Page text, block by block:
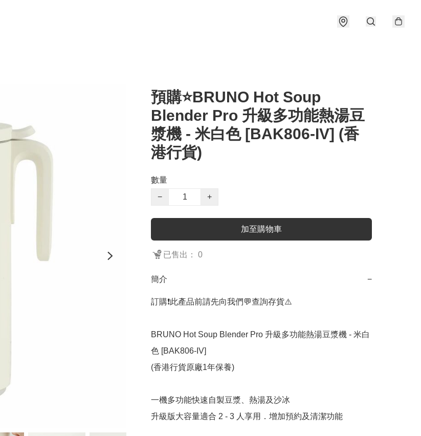
預購⭐️BRUNO Hot Soup
Blender Pro 升級多功能熱湯豆
漿機 - 米白色 [BAK806-IV] (香
港行貨)
數量
−
+
加至購物車
已售出： 0
簡介 −
訂購❗️此產品前請先向我們💬查詢存貨⚠️
BRUNO Hot Soup Blender Pro 升級多功能熱湯豆漿機 - 米白
色 [BAK806-IV]
(香港行貨原廠1年保養)
一機多功能快速自製豆漿、熱湯及沙冰
升級版大容量適合 2 - 3 人享用．增加預約及清潔功能